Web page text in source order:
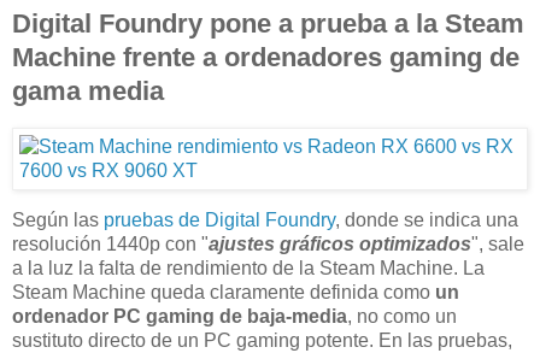
Digital Foundry pone a prueba a la Steam
Machine frente a ordenadores gaming de
gama media
Según las pruebas de Digital Foundry, donde se indica una
resolución 1440p con "ajustes gráficos optimizados", sale
a la luz la falta de rendimiento de la Steam Machine. La
Steam Machine queda claramente definida como un
ordenador PC gaming de baja-media, no como un
sustituto directo de un PC gaming potente. En las pruebas,